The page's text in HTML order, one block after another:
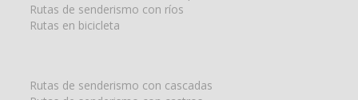
Rutas de senderismo con ríos
Rutas en bicicleta
Rutas de senderismo con cascadas